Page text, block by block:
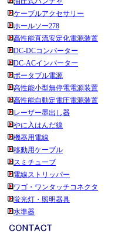
ケーブルアクセサリー
ホールソー278
高性能直流安定化電源装置
DC-DCコンバーター
DC-ACインバーター
ポータブル電源
高性能小型無停電電源装置
高性能自動定電圧電源装置
レーザー墨出し器
やに入はんだ線
機器用電線
移動用ケーブル
スミチューブ
電線ストリッパー
ワゴ・ワンタッチコネクタ
蛍光灯・照明器具
水準器